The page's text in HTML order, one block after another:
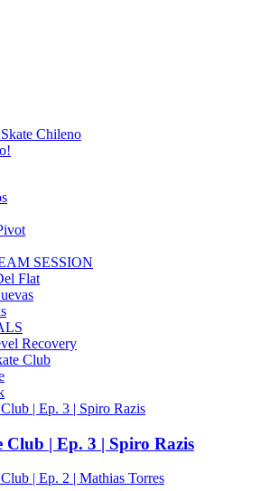
SESSION
Flat
Recovery
Club
Club | Ep. 3 | Spiro Razis